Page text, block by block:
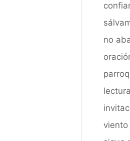
no
viento